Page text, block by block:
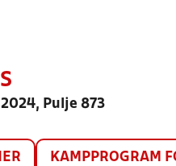
Pulje 873
KAMPPROGRAM